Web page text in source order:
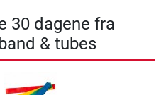
30 dagene fra
& tubes